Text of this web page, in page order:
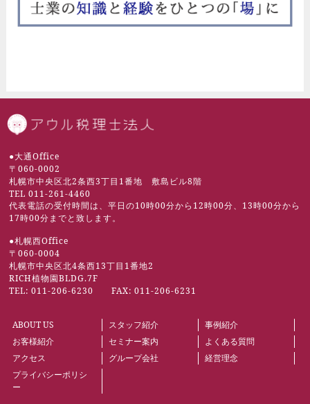
●大通Office
〒060-0002
札幌市中央区北2条西3丁目1番地 敷島ビル8階
TEL 011-261-4460
代表電話の受付時間は、平日の10時00分から12時00分、13時00分から
17時00分までと致します。
●札幌西Office
〒060-0004
札幌市中央区北4条西13丁目1番地2
RICH植物園BLDG.7F
TEL: 011-206-6230 FAX: 011-206-6231
ABOUT US スタッフ紹介
事例紹介
お客様紹介
セミナー案内
よくある質問
アクセス
グループ会社
経営理念
プライバシーポリシ
ー